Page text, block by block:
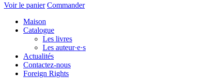
Voir le panier Commander
Maison
Catalogue
Les livres
Les auteur·e·s
Actualités
Contactez-nous
Foreign Rights